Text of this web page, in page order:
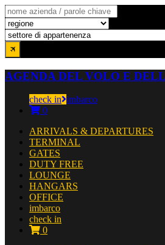
AGENDA DEL VOLO E
check in imbarco
0
ARRIVALS & DEPARTURES
TERMINAL
GATES
DUTY FREE
LOUNGE
HANGARS
OFFICE
imbarco
check in
0